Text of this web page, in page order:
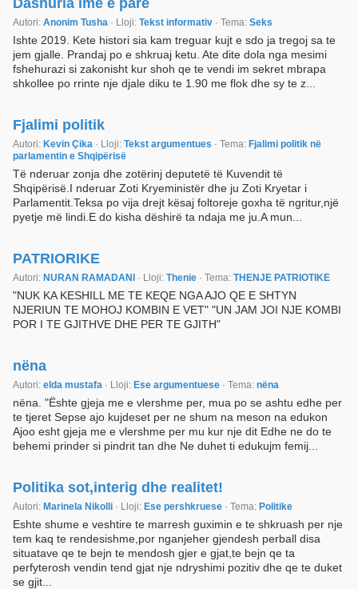
Autori: Anonim Tusha · Lloji: Tekst informativ · Tema: Seks
Ishte 2019. Kete histori sia kam treguar kujt e sdo ja tregoj sa te
jem gjalle. Prandaj po e shkruaj ketu. Ate dite dola nga mesimi
fshehurazi si zakonisht kur shoh qe te vendi im sekret mbrapa
shkollee po rrinte nje djale diku te 1.90 me flok dhe sy te z...
Fjalimi politik
Autori: Kevin Çika · Lloji: Tekst argumentues · Tema: Fjalimi politik në
parlamentin e Shqipërisë
Të nderuar zonja dhe zotërinj deputetë të Kuvendit të
Shqipërisë.I nderuar Zoti Kryeministër dhe ju Zoti Kryetar i
Parlamentit.Teksa po vija drejt kësaj foltoreje goxha të ngritur,një
pyetje më lindi.E do kisha dëshirë ta ndaja me ju.A mun...
PATRIORIKE
Autori: NURAN RAMADANI · Lloji: Thenie · Tema: THENJE PATRIOTIKE
"NUK KA KESHILL ME TE KEQE NGA AJO QE E SHTYN
NJERIUN TE MOHOJ KOMBIN E VET" "UN JAM JOI NJE KOMBI
POR I TE GJITHVE DHE PER TE GJITH"
nëna
Autori: elda mustafa · Lloji: Ese argumentuese · Tema: nëna
nëna. "Ështe gjeja me e vlershme per, mua po se ashtu edhe per
te tjeret Sepse ajo kujdeset per ne shum na meson na edukon
Ajoo esht gjeja me e vlershme per mu kur nje dit Edhe ne do te
behemi prinder si pindrit tan dhe Ne duhet ti edukujm femij...
Politika sot,interig dhe realitet!
Autori: Marinela Nikolli · Lloji: Ese pershkruese · Tema: Politike
Eshte shume e veshtire te marresh guximin e te shkruash per nje
tem kaq te rendesishme,por nganjeher gjendesh perball disa
situatave qe te bejn te mendosh gjer e gjat,te bejn qe ta
perfyterosh vendin tend gjat nje ndryshimi pozitiv dhe qe te duket
se gjit...